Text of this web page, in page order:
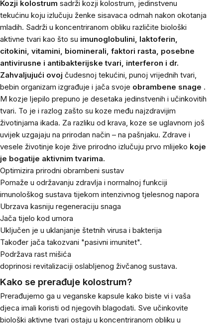
Kozji kolostrum sadrži kozji kolostrum, jedinstvenu
tekućinu koju izlučuju ženke sisavaca odmah nakon okotanja
mladih. Sadrži u koncentriranom obliku različite biološki
aktivne tvari kao što su imunoglobulini, laktoferin,
citokini, vitamini, biominerali, faktori rasta, posebne
antivirusne i antibakterijske tvari, interferon i dr.
Zahvaljujući ovoj čudesnoj tekućini, punoj vrijednih tvari,
bebin organizam izgrađuje i jača svoje obrambene snage .
M kozje ljepilo prepuno je desetaka jedinstvenih i učinkovitih
tvari. To je i razlog zašto su koze među najzdravijim
životinjama ikada. Za razliku od krava, koze se uglavnom još
uvijek uzgajaju na prirodan način – na pašnjaku. Zdrave i
vesele životinje koje žive prirodno izlučuju prvo mlijeko koje
je bogatije aktivnim tvarima.
Optimizira prirodni obrambeni sustav
Pomaže u održavanju zdravlja i normalnoj funkciji
imunološkog sustava tijekom intenzivnog tjelesnog napora
Ubrzava kasniju regeneraciju snaga
Jača tijelo kod umora
Uključen je u uklanjanje štetnih virusa i bakterija
Također jača takozvani "pasivni imunitet".
Podržava rast mišića
doprinosi revitalizaciji oslabljenog živčanog sustava.
Kako se prerađuje kolostrum?
Prerađujemo ga u veganske kapsule kako biste vi i vaša
djeca imali koristi od njegovih blagodati. Sve učinkovite
biološki aktivne tvari ostaju u koncentriranom obliku u